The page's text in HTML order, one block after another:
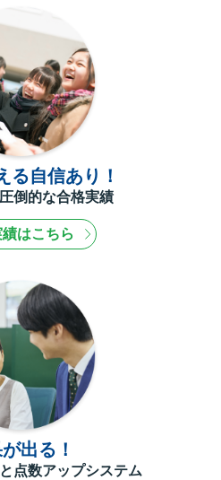
る自信あり！
倒的な合格実績
はこちら
出る！
点数アップシステム